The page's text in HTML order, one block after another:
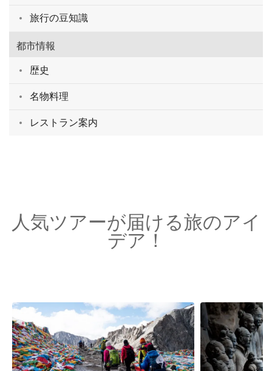
旅行の豆知識
都市情報
歴史
名物料理
レストラン案内
人気ツアーが届ける旅のアイ
デア！